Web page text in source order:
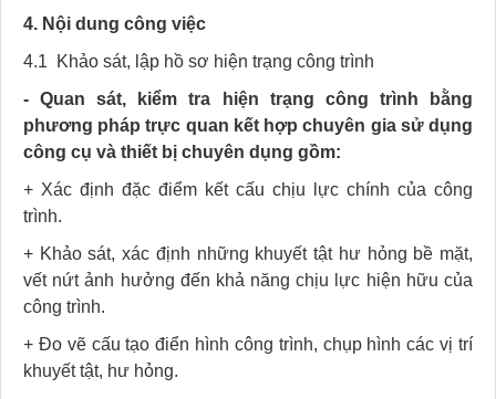
4. Nội dung công việc
4.1 Khảo sát, lập hồ sơ hiện trạng công trình
- Quan sát, kiểm tra hiện trạng công trình bằng
phương pháp trực quan kết hợp chuyên gia sử dụng
công cụ và thiết bị chuyên dụng gồm:
+ Xác định đặc điểm kết cấu chịu lực chính của công
trình.
+ Khảo sát, xác định những khuyết tật hư hỏng bề mặt,
vết nứt ảnh hưởng đến khả năng chịu lực hiện hữu của
công trình.
+ Đo vẽ cấu tạo điển hình công trình, chụp hình các vị trí
khuyết tật, hư hỏng.